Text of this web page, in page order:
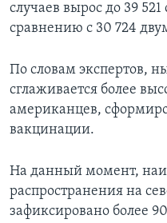
случаев вырос до 39
сравнению с 30 724
По словам экспертов,
сглаживается более
американцев,
вакцинации.
На данный момент,
распространения на
зафиксировано более